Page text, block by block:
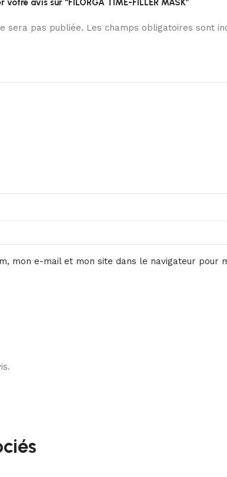
avis sur “FILORGA TIME-FILLER MASK”
sera pas publiée. Les champs obligatoires sont
mon e-mail et mon site dans le navigateur pour